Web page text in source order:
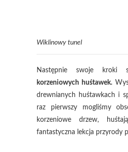
Wiklinowy tunel
Następnie swoje kroki
korzeniowych huśtawek.
drewnianych huśtawkach i
raz pierwszy mogliśmy
korzeniowe drzew,
fantastyczna lekcja przyrody